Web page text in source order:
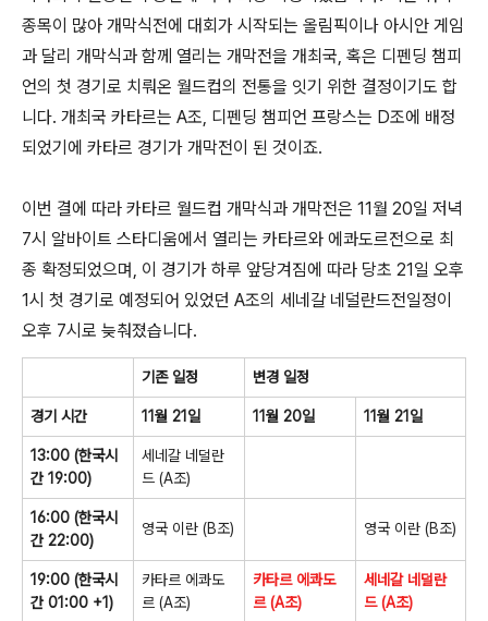
종목이 많아 개막식전에 대회가 시작되는 올림픽이나 아시안 게임
과 달리 개막식과 함께 열리는 개막전을 개최국, 혹은 디펜딩 챔피
언의 첫 경기로 치뤄온 월드컵의 전통을 잇기 위한 결정이기도 합
니다. 개최국 카타르는 A조, 디펜딩 챔피언 프랑스는 D조에 배정
되었기에 카타르 경기가 개막전이 된 것이죠.
이번 결에 따라 카타르 월드컵 개막식과 개막전은 11월 20일 저녁
7시 알바이트 스타디움에서 열리는 카타르와 에콰도르전으로 최
종 확정되었으며, 이 경기가 하루 앞당겨짐에 따라 당초 21일 오후
1시 첫 경기로 예정되어 있었던 A조의 세네갈 네덜란드전일정이
오후 7시로 늦춰졌습니다.
기존 일정 변경 일정
경기 시간 11월 21일 11월 20일 11월 21일
13:00 (한국시
간 19:00)
세네갈 네덜란
드 (A조)
16:00 (한국시
간 22:00)
영국 이란 (B조) 영국 이란 (B조)
19:00 (한국시
간 01:00 +1)
카타르 에콰도
르 (A조)
카타르 에콰도
르 (A조)
세네갈 네덜란
드 (A조)